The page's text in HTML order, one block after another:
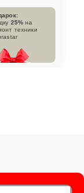
25% на
техники